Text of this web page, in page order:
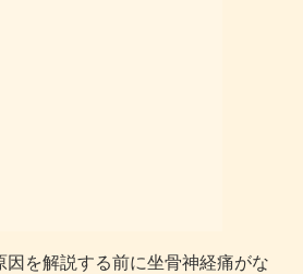
因を解説する前に坐骨神経痛がな